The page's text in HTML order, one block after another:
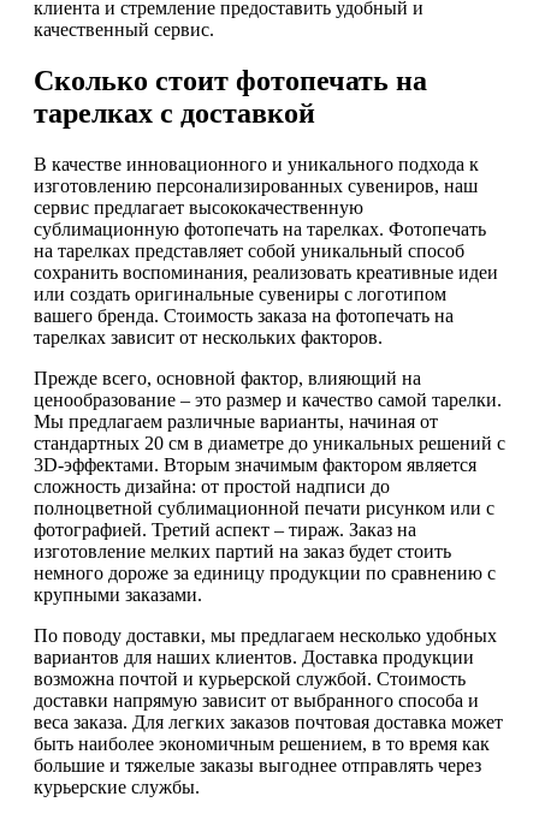
клиента и стремление предоставить удобный и
качественный сервис.
Сколько стоит фотопечать на
тарелках с доставкой
В качестве инновационного и уникального подхода к
изготовлению персонализированных сувениров, наш
сервис предлагает высококачественную
сублимационную фотопечать на тарелках. Фотопечать
на тарелках представляет собой уникальный способ
сохранить воспоминания, реализовать креативные идеи
или создать оригинальные сувениры с логотипом
вашего бренда. Стоимость заказа на фотопечать на
тарелках зависит от нескольких факторов.
Прежде всего, основной фактор, влияющий на
ценообразование – это размер и качество самой тарелки.
Мы предлагаем различные варианты, начиная от
стандартных 20 см в диаметре до уникальных решений с
3D-эффектами. Вторым значимым фактором является
сложность дизайна: от простой надписи до
полноцветной сублимационной печати рисунком или с
фотографией. Третий аспект – тираж. Заказ на
изготовление мелких партий на заказ будет стоить
немного дороже за единицу продукции по сравнению с
крупными заказами.
По поводу доставки, мы предлагаем несколько удобных
вариантов для наших клиентов. Доставка продукции
возможна почтой и курьерской службой. Стоимость
доставки напрямую зависит от выбранного способа и
веса заказа. Для легких заказов почтовая доставка может
быть наиболее экономичным решением, в то время как
большие и тяжелые заказы выгоднее отправлять через
курьерские службы.